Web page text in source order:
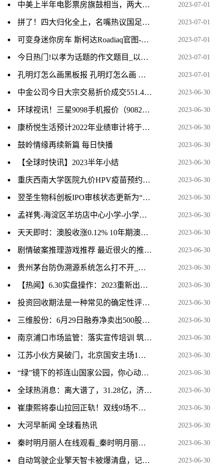
中美上半年电影票房旗鼓相当，两大电影市场开启更激烈下半年 时讯 2023-07-01
拼了！四大归化全上，名嘴热议国足超强首发，人民日报发文打Call_全球要闻 2023-07-01
可变身迷你房车 斯柯达Roadiaq官图-当前热讯 2023-07-01
今日热门!以孝为话题的作文题目_以孝为话题的作文 2023-07-01
孔明灯怎么画黑板报 孔明灯怎么画 今日快讯 2023-07-01
中金公司今日大宗交易折价成交551.4万股，成交额1.84亿元 2023-06-30
环球视讯！三星9098手机报价（9082三星手机报价） 2023-06-30
康桥悦生活预计2022年业绩审计将于7月底完成 2023-06-30
鼓岭情缘再续新篇 每日快播 2023-06-30
【全球时快讯】2023半年小结 2023-06-30
重庆西南大学医院九价HPV疫苗预约消息 2023-06-30
翌圣生物科创板IPO审核状态更新为“已问询” 当前热点 2023-06-30
孟祥隽-海淀区羊坊店中心小学-小学组-天天即时看 2023-06-30
天天即时：澳股收涨0.12% 10年期澳债收益率重上4% 2023-06-30
剧情破案推理游戏推荐 最近很火的推理破案游戏盘点 当前速看 2023-06-30
贵州茅台防伪溯源系统怎么打不开_国酒茅台防伪溯源系统-天天快报 2023-06-30
【热闻】6.30实盘操作：2023重新出发，低吸+打板。每天贴单 2023-06-30
投资回收期法是一种常见的确定性评价方法_投资回收期-天天速看料 2023-06-30
三维股份：6月29日融券净卖出500股，连续3日累计净卖出1.14万股 2023-06-30
南京浦口市场监管：落实宣传培训 筑牢安全防线|世界信息 2023-06-30
江苏小伙方昊破门，北京国安主场1：2不敌上海海港 2023-06-30
“绿”镜下的祁连山国家公园，你心动了吗 2023-06-30
全球热消息：离大谱了，31.28亿，济南土地被疯抢，系统竟崩了 2023-06-30
崔康熙将泰山拉回正轨！双线9场不败 冲击联赛前三_全球视点 2023-06-30
大河早新闻 全球看热讯 2023-06-30
秦时明月丽人在线观看_秦时明月丽人全集免费 2023-06-30
自动驾驶企业擎天智卡被爆清盘，记者探访公司已空无一人_天天新动态 2023-06-30